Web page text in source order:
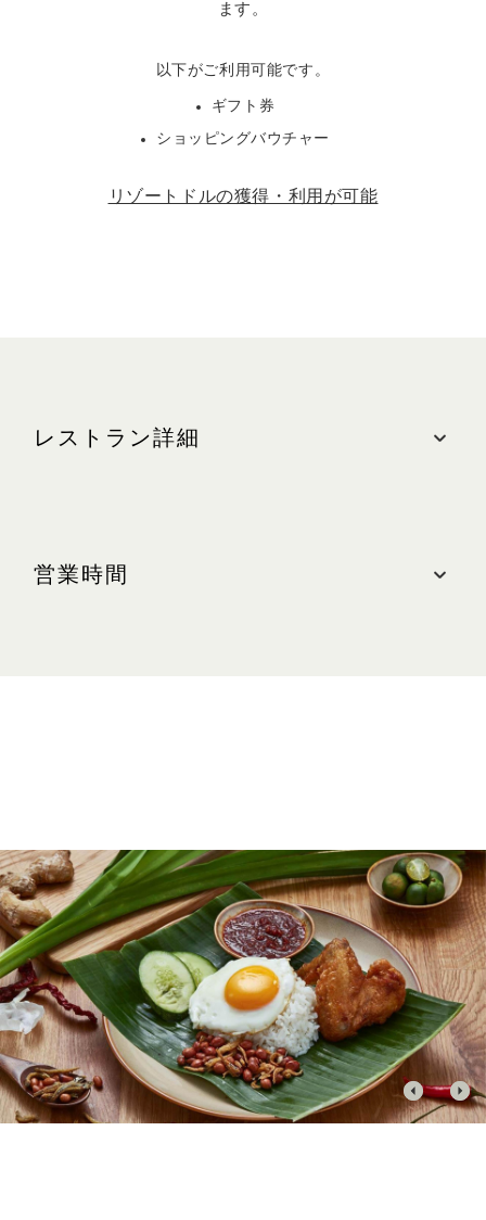
ます。
以下がご利用可能です。
ギフト券
ショッピングバウチャー
リゾートドルの獲得・利用が可能
レストラン詳細
最寄りの駐車場: 北(グリーンゾーン)
お問い合わせ
電話: +65 6688 6062 (英語)
WEBサイト
koufu.com.sg
営業時間
麻辣火鍋
ヨンタオフー(シンガポール風おでん)
ドリンク